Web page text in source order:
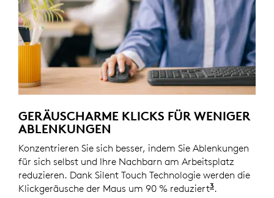
GERÄUSCHARME KLICKS FÜR WENIGER
ABLENKUNGEN
Konzentrieren Sie sich besser, indem Sie Ablenkungen
für sich selbst und Ihre Nachbarn am Arbeitsplatz
reduzieren. Dank Silent Touch Technologie werden die
Klickgeräusche der Maus um 90 % reduziert3.